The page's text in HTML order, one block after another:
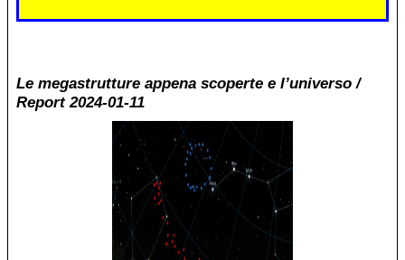
Le megastrutture appena scoperte e l’universo /
Report 2024-01-11